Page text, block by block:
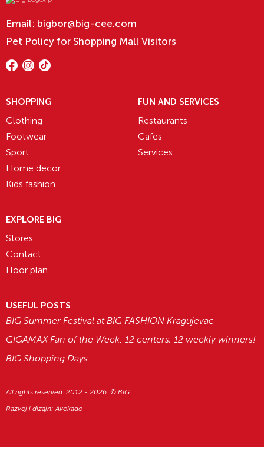
Email: bigbor@big-cee.com
Pet Policy for Shopping Mall Visitors
SHOPPING
Clothing
Footwear
Sport
Home decor
Kids fashion
FUN AND SERVICES
Restaurants
Cafes
Services
EXPLORE BIG
Stores
Contact
Floor plan
USEFUL POSTS
BIG Summer Festival at BIG FASHION Kragujevac
GIGAMAX Fan of the Week: 12 centers, 12 weekly winners!
BIG Shopping Days
All rights reserved. 2012 - 2026. © BIG
Razvoj i dizajn:Avokado